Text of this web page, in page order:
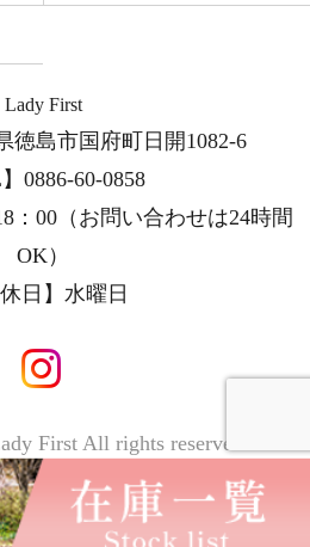
Lady First
徳島市国府町日開1082-6
】0886-60-0858
：00（お問い合わせは24時間
OK）
日】 水曜日
First All rights reserved.